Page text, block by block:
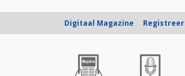
Digitaal Magazine Registreer